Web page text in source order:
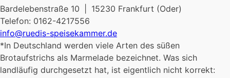
Bardelebenstraße 10 | 15230 Frankfurt (Oder)
Telefon: 0162-4217556
info@ruedis-speisekammer.de
*In Deutschland werden viele Arten des süßen
Brotaufstrichs als Marmelade bezeichnet. Was sich
landläufig durchgesetzt hat, ist eigentlich nicht korrekt: